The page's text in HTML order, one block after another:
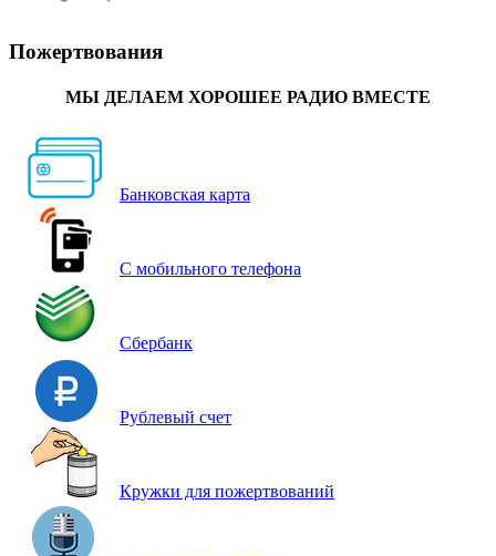
Пожертвования
МЫ ДЕЛАЕМ ХОРОШЕЕ РАДИО ВМЕСТЕ
Банковская карта
С мобильного телефона
Сбербанк
Рублевый счет
Кружки для пожертвований